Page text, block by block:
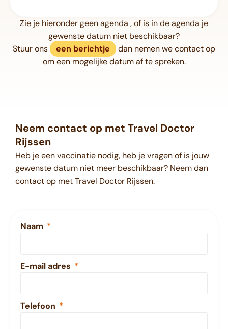
Zie je hieronder geen agenda , of is in de agenda je
gewenste datum niet beschikbaar?
Stuur ons
een berichtje
dan nemen we contact op
om een mogelijke datum af te spreken.
Neem contact op met Travel Doctor
Rijssen
Heb je een vaccinatie nodig, heb je vragen of is jouw
gewenste datum niet meer beschikbaar? Neem dan
contact op met Travel Doctor Rijssen.
Naam
E-mail adres
Telefoon